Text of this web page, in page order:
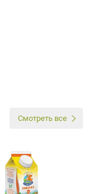
Смотреть все